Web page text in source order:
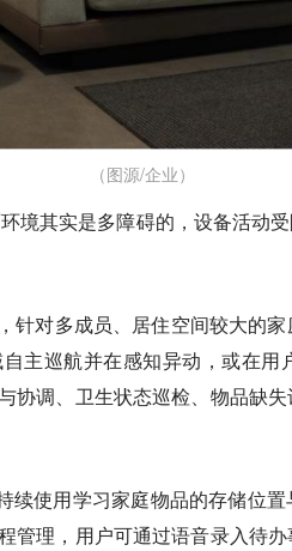
（图源/企业）
境其实是多障碍的，设备活动
对多成员、居住空间较大的家
主巡航并在感知异动，或在
协调、卫生状态巡检、物品缺
续使用学习家庭物品的存储位
管理，用户可通过语音录入待